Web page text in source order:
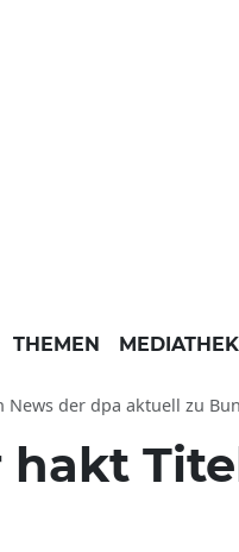
THEMEN MEDIATHEK
der dpa aktuell zu
hakt